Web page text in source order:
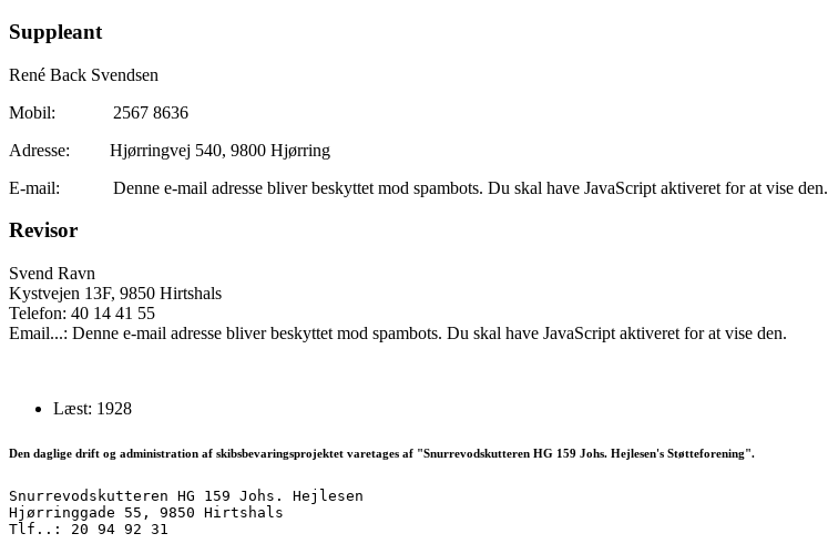
Suppleant
René Back Svendsen
Mobil: 2567 8636
Adresse: Hjørringvej 540, 9800 Hjørring
E-mail: Denne e-mail adresse bliver beskyttet mod spambots. Du skal have JavaScript aktiveret for at vise den.
Revisor
Svend Ravn
Kystvejen 13F, 9850 Hirtshals
Telefon: 40 14 41 55
Email...: Denne e-mail adresse bliver beskyttet mod spambots. Du skal have JavaScript aktiveret for at vise den.
Læst: 1928
Den daglige drift og administration af skibsbevaringsprojektet varetages af "Snurrevodskutteren HG 159 Johs. Hejlesen's Støtteforening".
Snurrevodskutteren HG 159 Johs. Hejlesen
Hjørringgade 55, 9850 Hirtshals
Tlf..: 20 94 92 31